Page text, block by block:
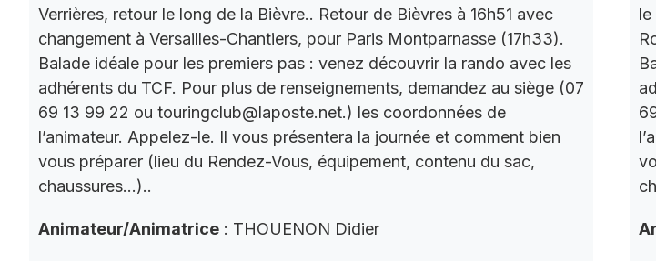
Verrières, retour le long de la Bièvre.. Retour de Bièvres à 16h51 avec
changement à Versailles-Chantiers, pour Paris Montparnasse (17h33).
Balade idéale pour les premiers pas : venez découvrir la rando avec les
adhérents du TCF. Pour plus de renseignements, demandez au siège (07
69 13 99 22 ou touringclub@laposte.net.) les coordonnées de
l’animateur. Appelez-le. Il vous présentera la journée et comment bien
vous préparer (lieu du Rendez-Vous, équipement, contenu du sac,
chaussures…)..
Animateur/Animatrice : THOUENON Didier
le